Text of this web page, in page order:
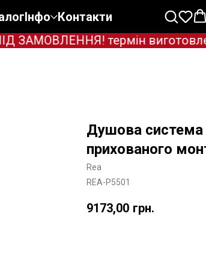
Інфо Контакти
термін
Душова система
прихованого
Rea
REA-P5501
9173,00 грн.